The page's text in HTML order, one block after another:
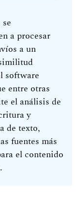
a procesar
a un
software
entre otras
el análisis de
y
de texto,
fuentes más
el contenido